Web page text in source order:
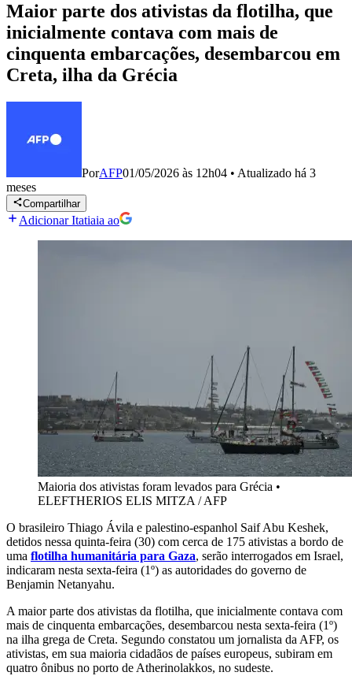
Maior parte dos ativistas da flotilha, que
inicialmente contava com mais de
cinquenta embarcações, desembarcou em
Creta, ilha da Grécia
PorAFP01/05/2026 às 12h04 • Atualizado há 3
meses
Compartilhar
Adicionar Itatiaia ao
Maioria dos ativistas foram levados para Grécia •
ELEFTHERIOS ELIS MITZA / AFP
O brasileiro Thiago Ávila e palestino-espanhol Saif Abu Keshek,
detidos nessa quinta-feira (30) com cerca de 175 ativistas a bordo de
uma flotilha humanitária para Gaza, serão interrogados em Israel,
indicaram nesta sexta-feira (1º) as autoridades do governo de
Benjamin Netanyahu.
A maior parte dos ativistas da flotilha, que inicialmente contava com
mais de cinquenta embarcações, desembarcou nesta sexta-feira (1º)
na ilha grega de Creta. Segundo constatou um jornalista da AFP, os
ativistas, em sua maioria cidadãos de países europeus, subiram em
quatro ônibus no porto de Atherinolakkos, no sudeste.